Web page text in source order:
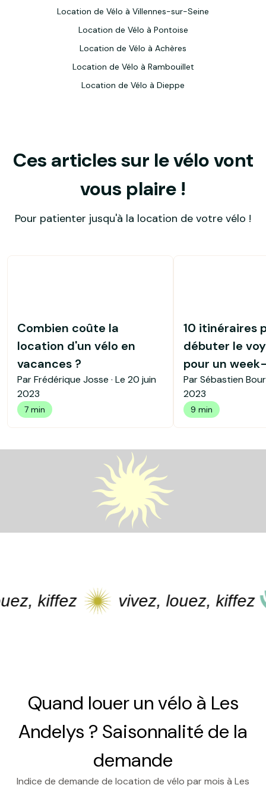
Location de Vélo à Villennes-sur-Seine
Location de Vélo à Pontoise
Location de Vélo à Achères
Location de Vélo à Rambouillet
Location de Vélo à Dieppe
Ces articles sur le vélo vont
vous plaire !
Pour patienter jusqu'à la location de votre vélo !
Combien coûte la
location d'un vélo en
vacances ?
Par Frédérique Josse · Le 20 juin
2023
7 min
10 itinéraires
débuter le
pour un
Par Sébastien
2023
9 min
vivez, louez, kiffez
Quand louer un vélo à Les
Andelys ? Saisonnalité de la
demande
Indice de demande de location de vélo par mois à Les